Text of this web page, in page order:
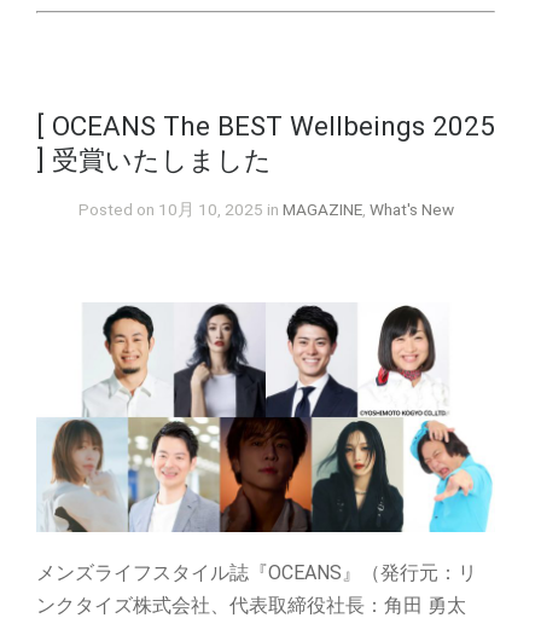
[ OCEANS The BEST Wellbeings 2025
] 受賞いたしました
Posted on 10月 10, 2025 in MAGAZINE, What's New
メンズライフスタイル誌『OCEANS』（発行元：リ
ンクタイズ株式会社、代表取締役社長：角田 勇太